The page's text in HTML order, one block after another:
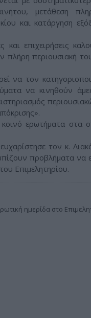
μετάθεση
και κατάργηση
και επιχειρήσεις
περιουσιακή
να τον
να κινηθούν
ερωτήματα στα
τον κ.
προβλήματα
Επιμελητηρίου.
ημερίδα στο